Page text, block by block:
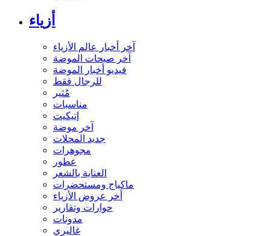
أزياء
آخر أخبار عالم الأزياء
آخر صيحات الموضة
فيديو أخبار الموضة
للرجال فقط
مُثير
مناسبات
إتيكيت
آخر موضة
جديد المحلات
مجوهرات
عطور
العناية بالشعر
ماكياج ومستحضرات
أخر عروض الأزياء
حوارات وتقارير
مدونات
غاليري